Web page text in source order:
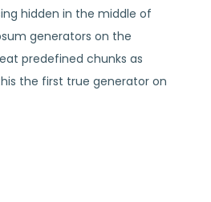
hidden in the middle of
generators on the
predefined chunks as
the first true generator on